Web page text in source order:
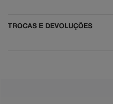
TROCAS E DEVOLUÇÕES